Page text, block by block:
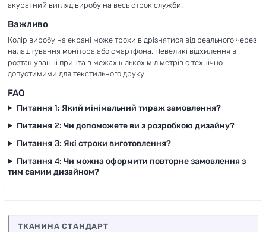
акуратний вигляд виробу на весь строк служби.
Важливо
Колір виробу на екрані може трохи відрізнятися від реального через
налаштування монітора або смартфона. Невеликі відхилення в
розташуванні принта в межах кількох міліметрів є технічно
допустимими для текстильного друку.
FAQ
Питання 1: Який мінімальний тираж замовлення?
Питання 2: Чи допоможете ви з розробкою дизайну?
Питання 3: Які строки виготовлення?
Питання 4: Чи можна оформити повторне замовлення з
тим самим дизайном?
ТКАНИНА СТАНДАРТ